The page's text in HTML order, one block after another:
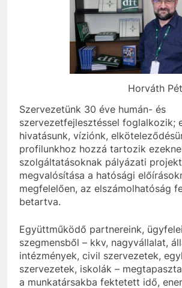
Horváth
Szervezetünk 30 éve humán- és
szervezetfejlesztéssel foglalkozik;
hivatásunk, víziónk,
profilunkhoz hozzá tartozik
szolgáltatásoknak pályázati
megvalósítása a hatósági
megfelelően, az elszámolhatóság
betartva.
Együttműködő partnereink,
szegmensből – kkv, nagyvállalat,
intézmények, civil szervezetek,
szervezetek, iskolák –
a munkatársakba fektetett idő,